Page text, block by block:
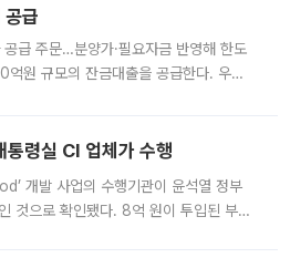
급
급 주문…분양가·필요자금 반영해 한도
원 규모의 잔금대출을 공급한다. 우리
령실 CI 업체가 수행
개발 사업의 수행기관이 윤석열 정부
것으로 확인됐다. 8억 원이 투입된 부산